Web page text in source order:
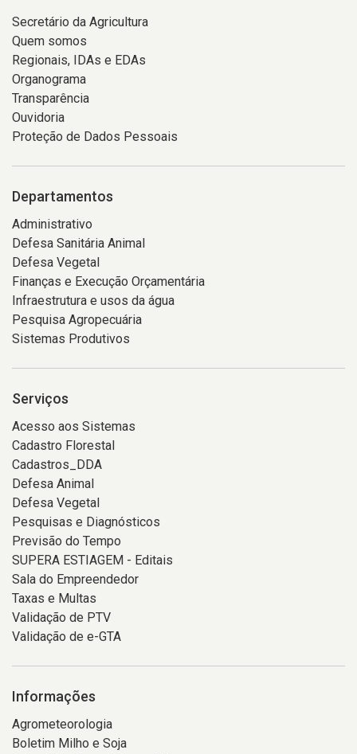
Secretário da Agricultura
Quem somos
Regionais, IDAs e EDAs
Organograma
Transparência
Ouvidoria
Proteção de Dados Pessoais
Departamentos
Administrativo
Defesa Sanitária Animal
Defesa Vegetal
Finanças e Execução Orçamentária
Infraestrutura e usos da água
Pesquisa Agropecuária
Sistemas Produtivos
Serviços
Acesso aos Sistemas
Cadastro Florestal
Cadastros_DDA
Defesa Animal
Defesa Vegetal
Pesquisas e Diagnósticos
Previsão do Tempo
SUPERA ESTIAGEM - Editais
Sala do Empreendedor
Taxas e Multas
Validação de PTV
Validação de e-GTA
Informações
Agrometeorologia
Boletim Milho e Soja